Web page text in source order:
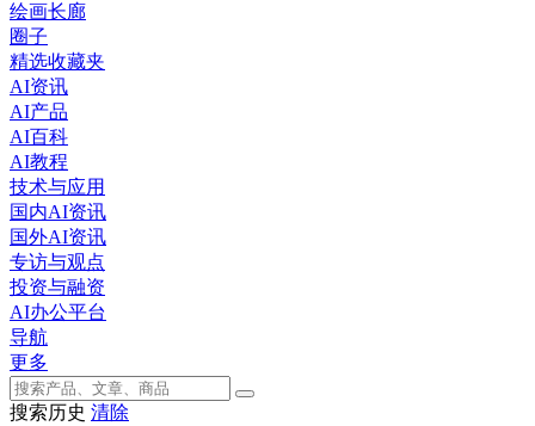
绘画长廊
圈子
精选收藏夹
AI资讯
AI产品
AI百科
AI教程
技术与应用
国内AI资讯
国外AI资讯
专访与观点
投资与融资
AI办公平台
导航
更多
搜索历史 清除